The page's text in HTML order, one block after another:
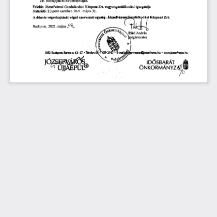
Felelős: Józsefvárosi Gazdálkodási Központ Zn. vagyongazdálkodási igazgatója
Határidő: 2.) pont esetében 2021. május 31.
A döntés végrehajtását végzőszervezeti egység: Józsefvárosj.Qadálkpdási Központ Zn.
Budapest, 2021. május
Pikó András
lgámiester
1082 Budapest Baron u 63-67. • Telefon: ereicesefvarce hu • va•nvjozsefvan:e hu
ÖNKORMÁNYZ
IDÖSBARÄT